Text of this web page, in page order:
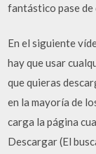
fantástico pase de
En el siguiente
hay que usar
que quieras
en la mayoría de
carga la página
Descargar (El